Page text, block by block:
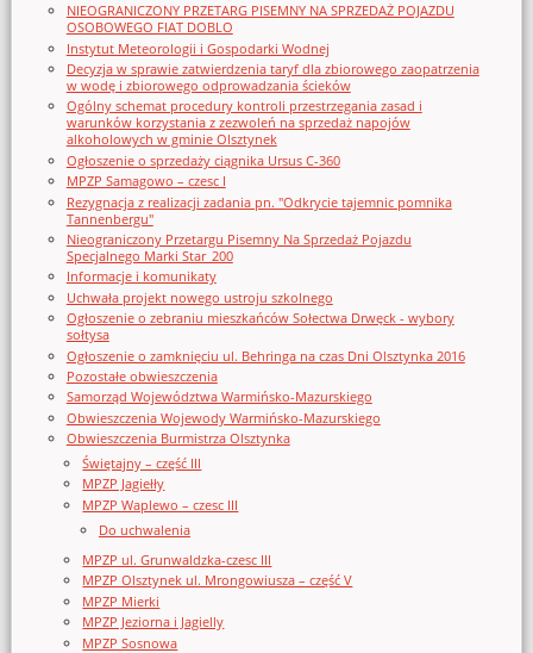
NIEOGRANICZONY PRZETARG PISEMNY NA SPRZEDAŻ POJAZDU
OSOBOWEGO FIAT DOBLO
Instytut Meteorologii i Gospodarki Wodnej
Decyzja w sprawie zatwierdzenia taryf dla zbiorowego zaopatrzenia
w wodę i zbiorowego odprowadzania ścieków
Ogólny schemat procedury kontroli przestrzegania zasad i
warunków korzystania z zezwoleń na sprzedaż napojów
alkoholowych w gminie Olsztynek
Ogłoszenie o sprzedaży ciągnika Ursus C-360
MPZP Samagowo – czesc I
Rezygnacja z realizacji zadania pn. "Odkrycie tajemnic pomnika
Tannenbergu"
Nieograniczony Przetargu Pisemny Na Sprzedaż Pojazdu
Specjalnego Marki Star_200
Informacje i komunikaty
Uchwała projekt nowego ustroju szkolnego
Ogłoszenie o zebraniu mieszkańców Sołectwa Drwęck - wybory
sołtysa
Ogłoszenie o zamknięciu ul. Behringa na czas Dni Olsztynka 2016
Pozostałe obwieszczenia
Samorząd Województwa Warmińsko-Mazurskiego
Obwieszczenia Wojewody Warmińsko-Mazurskiego
Obwieszczenia Burmistrza Olsztynka
Świętajny – część III
MPZP Jagiełły
MPZP Waplewo – czesc III
Do uchwalenia
MPZP ul. Grunwaldzka-czesc III
MPZP Olsztynek ul. Mrongowiusza – część V
MPZP Mierki
MPZP Jeziorna i Jagielly
MPZP Sosnowa